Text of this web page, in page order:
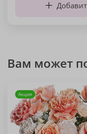
Вам может
Акция